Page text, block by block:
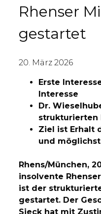
Rhenser
gestartet
20. März 2026
Erste
Interesse
Dr.
strukturierten
Ziel ist Erhalt
und
Rhens/München,
insolvente
ist der
gestartet. Der
Sieck hat mit